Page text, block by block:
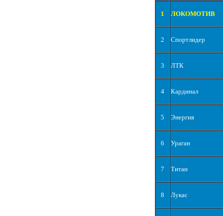
1 ЛОКОМОТИВ
2 Спортлидер
3 ЛТК
4 Кардинал
5 Энергия
6 Ураган
7 Титан
8 Лукас